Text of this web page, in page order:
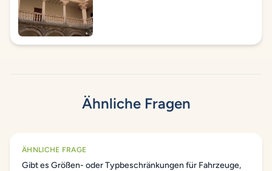
Ähnliche Fragen
ÄHNLICHE FRAGE
Gibt es Größen- oder Typbeschränkungen für Fahrzeuge,